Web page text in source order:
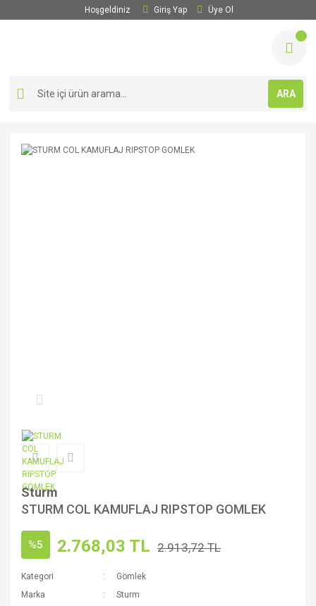
Hoşgeldiniz Giriş Yap Üye Ol
ARA
Sturm
STURM COL KAMUFLAJ RIPSTOP GOMLEK
%5 2.768,03 TL 2.913,72 TL
Kategori
Gömlek
Marka
Sturm